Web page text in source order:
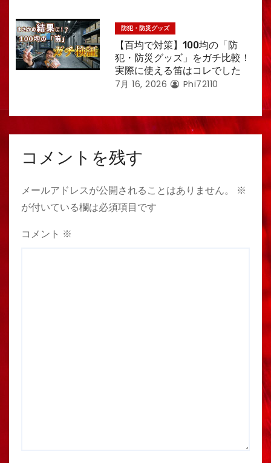
防犯・防災グッズ
【百均で対策】100均の「防
犯・防災グッズ」をガチ比較！
実際に使える笛はコレでした
7月 16, 2026 Phi72110
コメントを残す
メールアドレスが公開されることはありません。
※
が付いている欄は必須項目です
コメント ※